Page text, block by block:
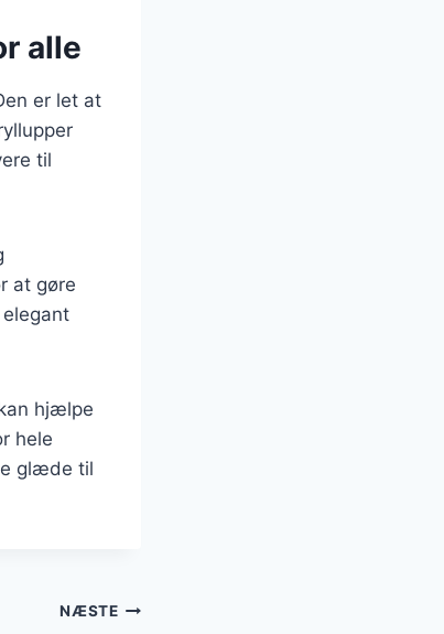
alle
er let at
til
at gøre
hjælpe
hele
glæde til
NÆSTE